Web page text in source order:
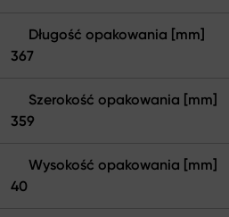
Długość opakowania [mm]
367
Szerokość opakowania [mm]
359
Wysokość opakowania [mm]
40